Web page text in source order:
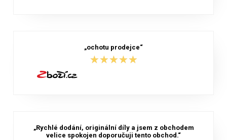
„ochotu prodejce“
★★★★★
★★★★★
„Rychlé dodání, originální díly a jsem z obchodem
velice spokojen doporučuji tento obchod.“